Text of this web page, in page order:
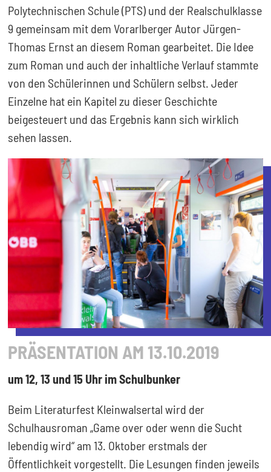
Polytechnischen Schule (PTS) und der Realschulklasse
9 gemeinsam mit dem Vorarlberger Autor Jürgen-
Thomas Ernst an diesem Roman gearbeitet. Die Idee
zum Roman und auch der inhaltliche Verlauf stammte
von den Schülerinnen und Schülern selbst. Jeder
Einzelne hat ein Kapitel zu dieser Geschichte
beigesteuert und das Ergebnis kann sich wirklich
sehen lassen.
PRÄSENTATION AM 13.10.2019
um 12, 13 und 15 Uhr im Schulbunker
Beim Literaturfest Kleinwalsertal wird der
Schulhausroman „Game over oder wenn die Sucht
lebendig wird“ am 13. Oktober erstmals der
Öffentlichkeit vorgestellt. Die Lesungen finden jeweils